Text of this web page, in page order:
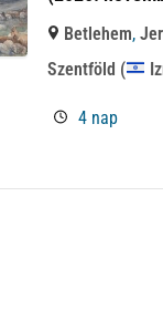
Betlehem,
Szentföld (
4 nap